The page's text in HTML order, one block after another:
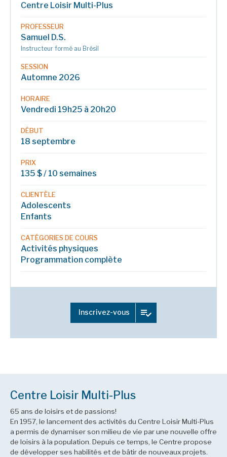
Centre Loisir Multi-Plus
PROFESSEUR
Samuel D.S.
Instructeur formé au Brésil
SESSION
Automne 2026
HORAIRE
Vendredi 19h25 à 20h20
DÉBUT
18 septembre
PRIX
135 $ / 10 semaines
CLIENTÈLE
Adolescents
Enfants
CATÉGORIES DE COURS
Activités physiques
Programmation complète
Inscrivez-vous
Centre Loisir Multi-Plus
65 ans de loisirs et de passions!
En 1957, le lancement des activités du Centre Loisir Multi-Plus
a permis de dynamiser son milieu de vie par une nouvelle offre
de loisirs à la population. Depuis ce temps, le Centre propose
de développer ses habilités et de bâtir de nouveaux projets.